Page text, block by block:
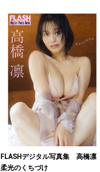
FLASHデジタル写真集 高橋凛
柔光のくちづけ